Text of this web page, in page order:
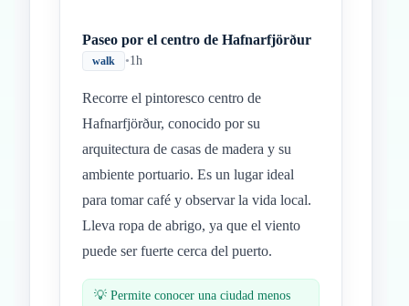
Paseo por el centro de Hafnarfjörður
walk •1h
Recorre el pintoresco centro de
Hafnarfjörður, conocido por su
arquitectura de casas de madera y su
ambiente portuario. Es un lugar ideal
para tomar café y observar la vida local.
Lleva ropa de abrigo, ya que el viento
puede ser fuerte cerca del puerto.
💡 Permite conocer una ciudad menos